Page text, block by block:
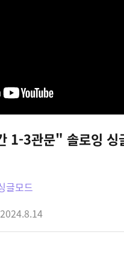
1-3관문" 솔로잉 싱
글모드
2024.8.14